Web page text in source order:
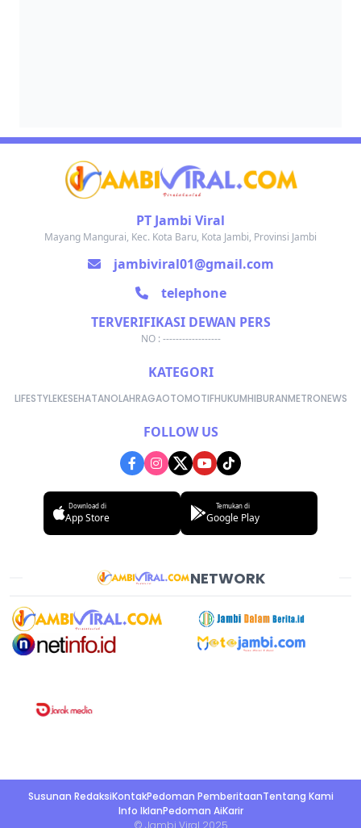
PT Jambi Viral
Mayang Mangurai, Kec. Kota Baru, Kota Jambi, Provinsi Jambi
jambiviral01@gmail.com
telephone
TERVERIFIKASI DEWAN PERS
NO : ------------------
KATEGORI
LIFESTYLEKESEHATANOLAHRAGAOTOMOTIFHUKUMHIBURANMETRONEWS
FOLLOW US
Download di
App Store
Temukan di
Google Play
NETWORK
Susunan RedaksiKontakPedoman PemberitaanTentang Kami
Info IklanPedoman AiKarir